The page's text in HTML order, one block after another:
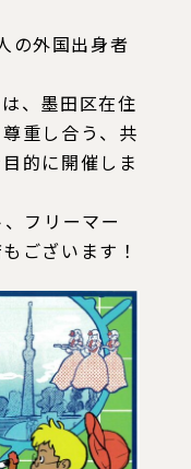
の外国出身者
、墨田区在住
重し合う、共
的に開催しま
フリーマー
ございます！